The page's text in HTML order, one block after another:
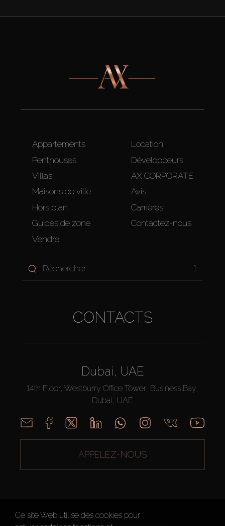
Appartements
Penthouses
Villas
Maisons de ville
Hors plan
Guides de zone
Vendre
Location
Développeurs
AX CORPORATE
Avis
Carrières
Contactez-nous
1
CONTACTS
Dubai, UAE
14th Floor, Westburry Office Tower, Business Bay,
Dubai, UAE
APPELEZ-NOUS
Ce site Web utilise des cookies pour